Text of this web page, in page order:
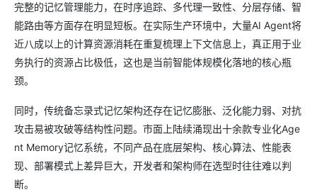
完整的记忆管理能力，在时序追踪、多代理一致性、分层存储、智
能路由等方面存在明显短板。在实际生产环境中，大量AI Agent将
近八成以上的计算资源消耗在重复梳理上下文信息上，真正用于业
务执行的资源占比极低，这也是当前智能体规模化落地的核心瓶
颈。
同时，传统备忘录式记忆架构还存在记忆膨胀、泛化能力弱、对抗
攻击易被攻破等结构性问题。市面上陆续涌现出十余款专业化Age
nt Memory记忆系统，不同产品在底层架构、核心算法、性能表
现、部署模式上差异巨大，开发者和架构师在选型时往往难以判
断。